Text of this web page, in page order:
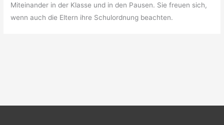
Miteinander in der Klasse und in den Pausen. Sie freuen sich,
wenn auch die Eltern ihre Schulordnung beachten.